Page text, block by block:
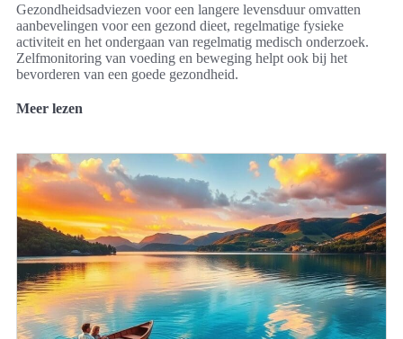
Gezondheidsadviezen voor een langere levensduur omvatten
aanbevelingen voor een gezond dieet, regelmatige fysieke
activiteit en het ondergaan van regelmatig medisch onderzoek.
Zelfmonitoring van voeding en beweging helpt ook bij het
bevorderen van een goede gezondheid.
Meer lezen